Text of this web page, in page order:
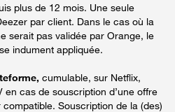
plus de 12 mois. Une seule
par client. Dans le cas où la
serait pas validée par Orange, le
indument appliquée.
cumulable, sur Netflix,
en cas de souscription d’une offre
Souscription de la (des)